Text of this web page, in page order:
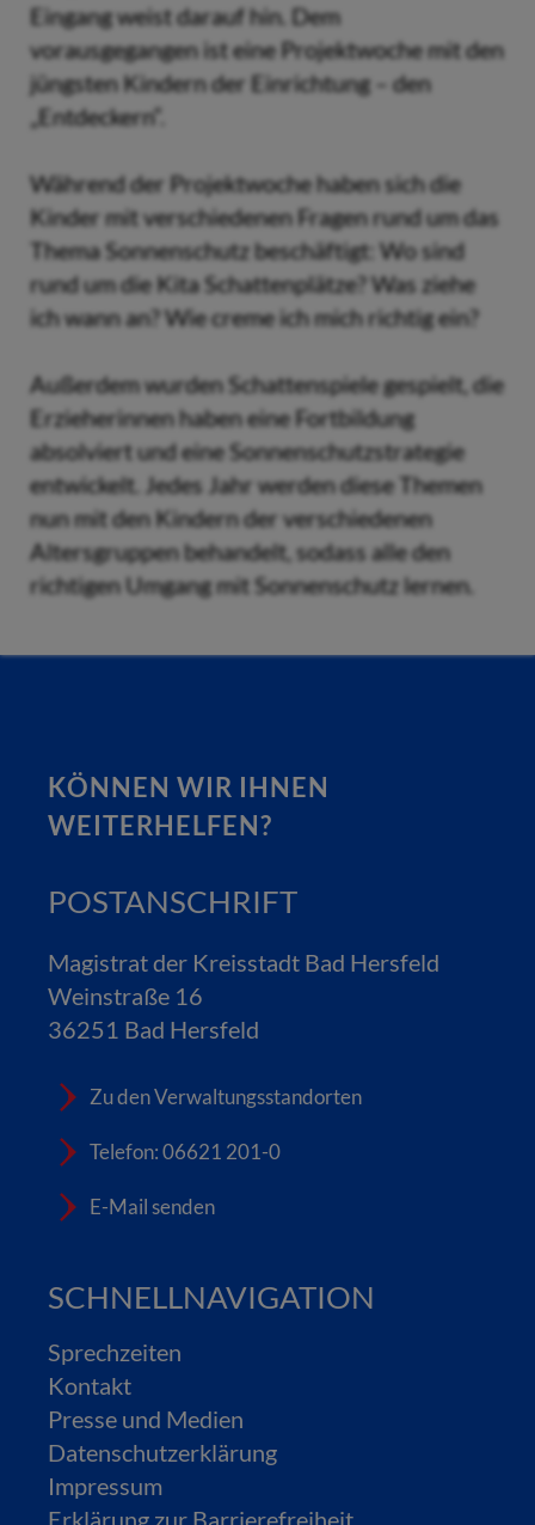
Eingang weist darauf hin. Dem
vorausgegangen ist eine Projektwoche mit den
jüngsten Kindern der Einrichtung – den
„Entdeckern“.
Während der Projektwoche haben sich die
Kinder mit verschiedenen Fragen rund um das
Thema Sonnenschutz beschäftigt: Wo sind
rund um die Kita Schattenplätze? Was ziehe
ich wann an? Wie creme ich mich richtig ein?
Außerdem wurden Schattenspiele gespielt, die
Erzieherinnen haben eine Fortbildung
absolviert und eine Sonnenschutzstrategie
entwickelt. Jedes Jahr werden diese Themen
nun mit den Kindern der verschiedenen
Altersgruppen behandelt, sodass alle den
richtigen Umgang mit Sonnenschutz lernen.
KÖNNEN WIR IHNEN
WEITERHELFEN?
POSTANSCHRIFT
Magistrat der Kreisstadt Bad Hersfeld
Weinstraße 16
36251 Bad Hersfeld
Zu den Verwaltungsstandorten
Telefon: 06621 201-0
E-Mail senden
SCHNELLNAVIGATION
Sprechzeiten
Kontakt
Presse und Medien
Datenschutzerklärung
Impressum
Erklärung zur Barrierefreiheit